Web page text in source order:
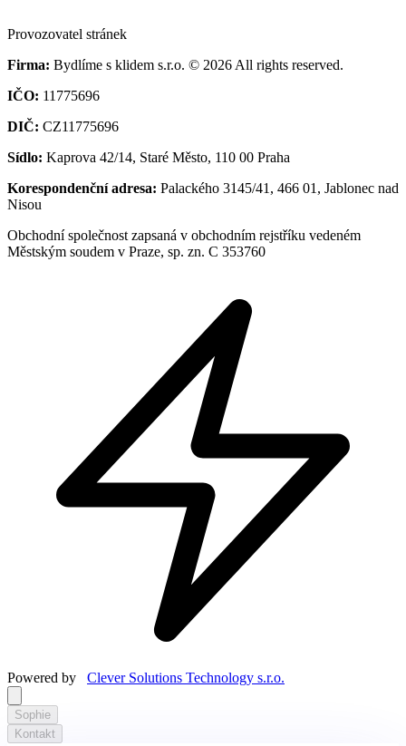
Provozovatel stránek
Firma: Bydlíme s klidem s.r.o. © 2026 All rights reserved.
IČO: 11775696
DIČ: CZ11775696
Sídlo: Kaprova 42/14, Staré Město, 110 00 Praha
Korespondenční adresa: Palackého 3145/41, 466 01, Jablonec nad
Nisou
Obchodní společnost zapsaná v obchodním rejstříku vedeném
Městským soudem v Praze, sp. zn. C 353760
Powered by Clever Solutions Technology s.r.o.
Sophie
Kontakt